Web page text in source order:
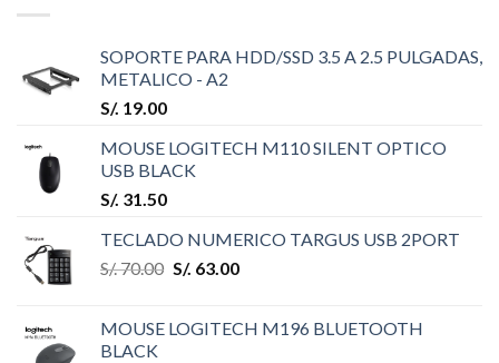
SOPORTE PARA HDD/SSD 3.5 A 2.5 PULGADAS,
METALICO - A2
S/. 19.00
MOUSE LOGITECH M110 SILENT OPTICO
USB BLACK
S/. 31.50
TECLADO NUMERICO TARGUS USB 2PORT
S/.70.00 S/. 63.00
MOUSE LOGITECH M196 BLUETOOTH
BLACK